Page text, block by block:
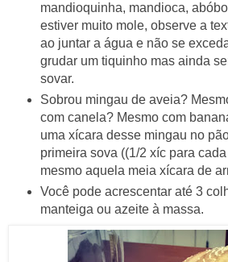
mandioquinha, mandioca,
estiver muito mole, observe a
ao juntar a água e não se
grudar um tiquinho mas ainda
sovar.
Sobrou mingau de aveia?
com canela? Mesmo com
uma xícara desse mingau no
primeira sova ((1/2 xíc para
mesmo aquela meia xícara de
Você pode acrescentar até 3
manteiga ou azeite à massa.